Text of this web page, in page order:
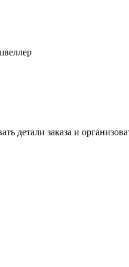
детали заказа и